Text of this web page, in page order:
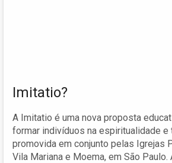
Imitatio?
A Imitatio é uma nova proposta
formar indivíduos na espiritualidade e
promovida em conjunto pelas Igrejas
Vila Mariana e Moema, em São